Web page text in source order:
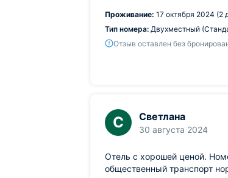
Проживание: 17 октября 2024 (2
Тип номера: Двухместный
Отзыв оставлен без
С Светлана
30 августа 2024
Отель с хорошей ценой.
общественный транспорт